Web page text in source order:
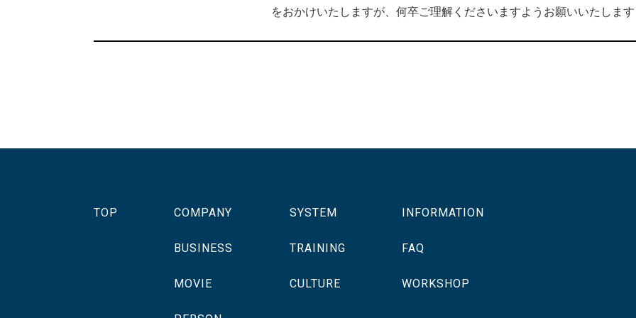
をおかけいたしますが、何卒ご理解くださいますようお願いいたしま
TOP COMPANY
BUSINESS
MOVIE
SYSTEM
TRAINING
CULTURE
INFORMATION
FAQ
WORKSHOP